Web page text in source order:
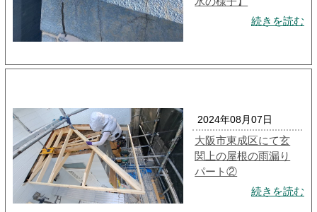
続きを読む
2024年08月07日
大阪市東成区にて玄
関上の屋根の雨漏り
パート②
続きを読む